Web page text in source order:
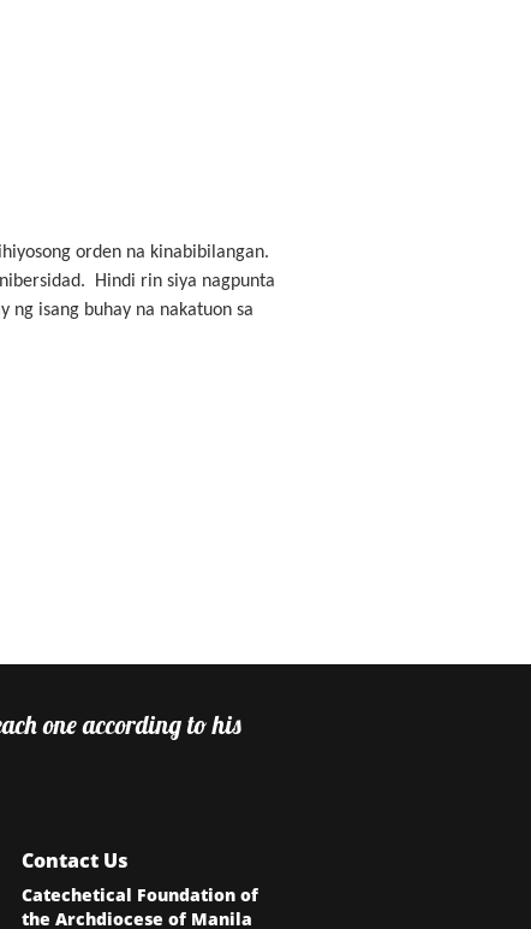
orden na kinabibilangan.
Hindi rin siya nagpunta
isang buhay na nakatuon sa
one according to his
Contact Us
Catechetical Foundation of
the Archdiocese of Manila